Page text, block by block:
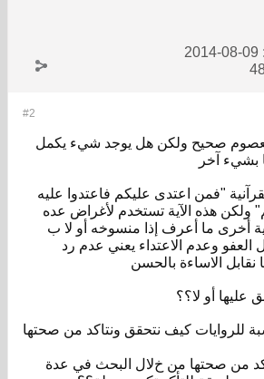
09-08-2014
#2
صحيح ولكن هل يوجد شيء يكمل
بشيء آخر
"فمن اعتدى عليكم فاعتدوا عليه
ولكن هذه اﻵية تستخدم ﻷغراض عده
أخرى ما أعرف إذا منسوخه أو ﻻ ب
العفو وعدم اﻻعتداء يعني عدم رد
نقابل اﻻساءة بالحسن
عليها أو ﻻ؟؟
للروايات كيف نتحقق ونتاكد من صحتها
من صحتها من خﻻل البحث في عدة